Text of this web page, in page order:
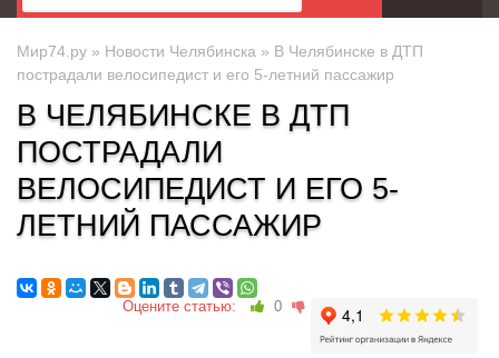
Мир74.ру » Новости Челябинска » В Челябинске в ДТП
пострадали велосипедист и его 5-летний пассажир
В ЧЕЛЯБИНСКЕ В ДТП
ПОСТРАДАЛИ
ВЕЛОСИПЕДИСТ И ЕГО 5-
ЛЕТНИЙ ПАССАЖИР
Оцените статью: 0